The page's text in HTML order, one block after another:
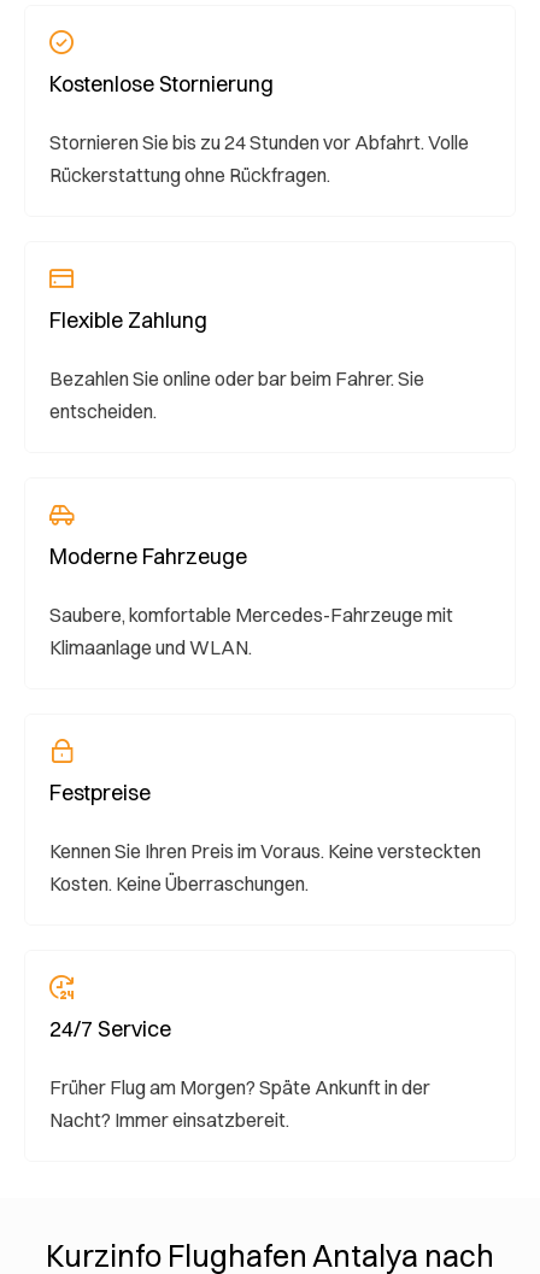
Kostenlose Stornierung
Stornieren Sie bis zu 24 Stunden vor Abfahrt. Volle
Rückerstattung ohne Rückfragen.
Flexible Zahlung
Bezahlen Sie online oder bar beim Fahrer. Sie
entscheiden.
Moderne Fahrzeuge
Saubere, komfortable Mercedes-Fahrzeuge mit
Klimaanlage und WLAN.
Festpreise
Kennen Sie Ihren Preis im Voraus. Keine versteckten
Kosten. Keine Überraschungen.
24/7 Service
Früher Flug am Morgen? Späte Ankunft in der
Nacht? Immer einsatzbereit.
Kurzinfo Flughafen Antalya nach